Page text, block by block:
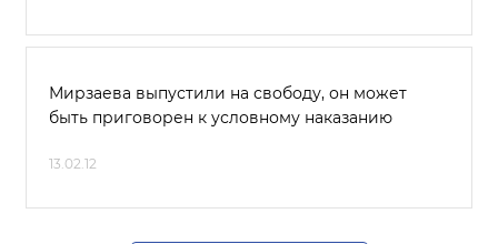
Мирзаева выпустили на свободу, он может
быть приговорен к условному наказанию
13.02.12